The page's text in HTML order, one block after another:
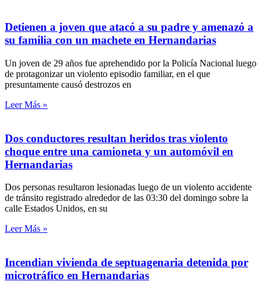
Detienen a joven que atacó a su padre y amenazó a
su familia con un machete en Hernandarias
Un joven de 29 años fue aprehendido por la Policía Nacional luego
de protagonizar un violento episodio familiar, en el que
presuntamente causó destrozos en
Leer Más »
Dos conductores resultan heridos tras violento
choque entre una camioneta y un automóvil en
Hernandarias
Dos personas resultaron lesionadas luego de un violento accidente
de tránsito registrado alrededor de las 03:30 del domingo sobre la
calle Estados Unidos, en su
Leer Más »
Incendian vivienda de septuagenaria detenida por
microtráfico en Hernandarias